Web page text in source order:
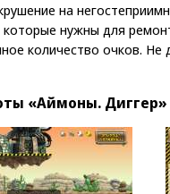
на
нужны для
количество очков. Не
«Аймоны. Диггер»